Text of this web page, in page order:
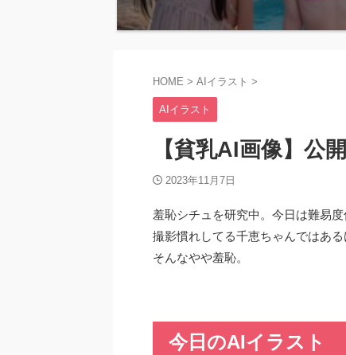
HOME > AIイラスト >
AIイラスト
【貧乳AI画像】公
2023年11月7日
羞恥シチュを研究中。今日は難易度
撮影慣れしてる千恵ちゃんではあ
そんなやや羞恥。
今日のAIイラスト